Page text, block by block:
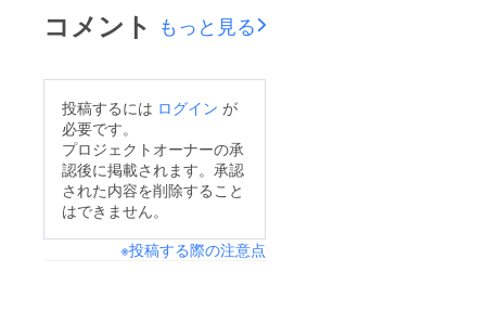
コメント もっと見る
投稿するには ログイン が
必要です。
プロジェクトオーナーの承
認後に掲載されます。承認
された内容を削除すること
はできません。
※投稿する際の注意点